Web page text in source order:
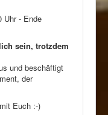
Uhr - Ende
sein, trotzdem
und beschäftigt
der
Euch :-)